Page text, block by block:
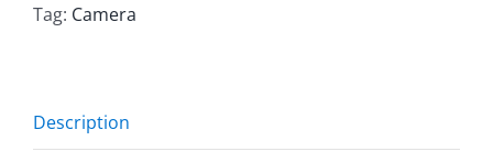
Tag: Camera
Description